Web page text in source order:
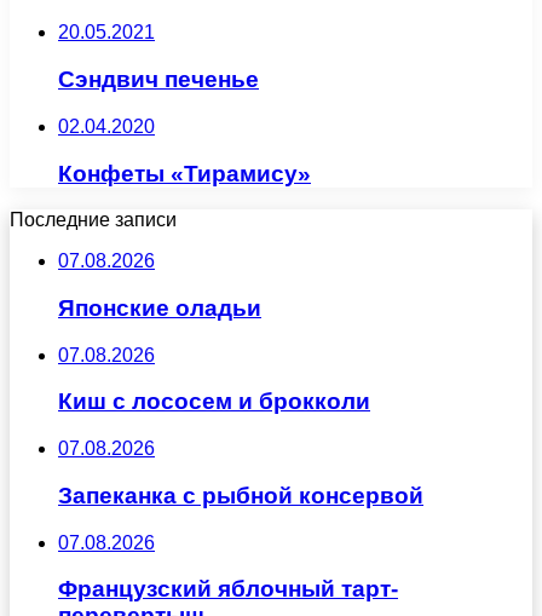
20.05.2021
Сэндвич печенье
02.04.2020
Конфеты «Тирамису»
Последние записи
07.08.2026
Японские оладьи
07.08.2026
Киш с лососем и брокколи
07.08.2026
Запеканка с рыбной консервой
07.08.2026
Французский яблочный тарт-